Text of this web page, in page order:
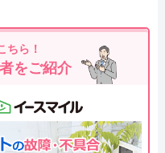
ちら！
をご紹介